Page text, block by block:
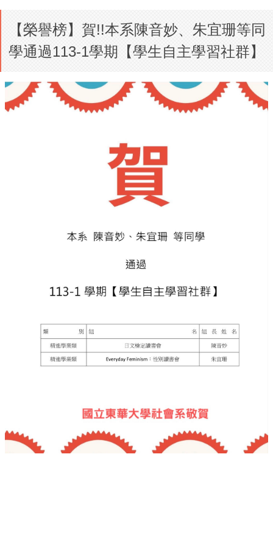
【榮譽榜】賀!!本系陳音妙、朱宜珊等同
學通過113-1學期【學生自主學習社群】